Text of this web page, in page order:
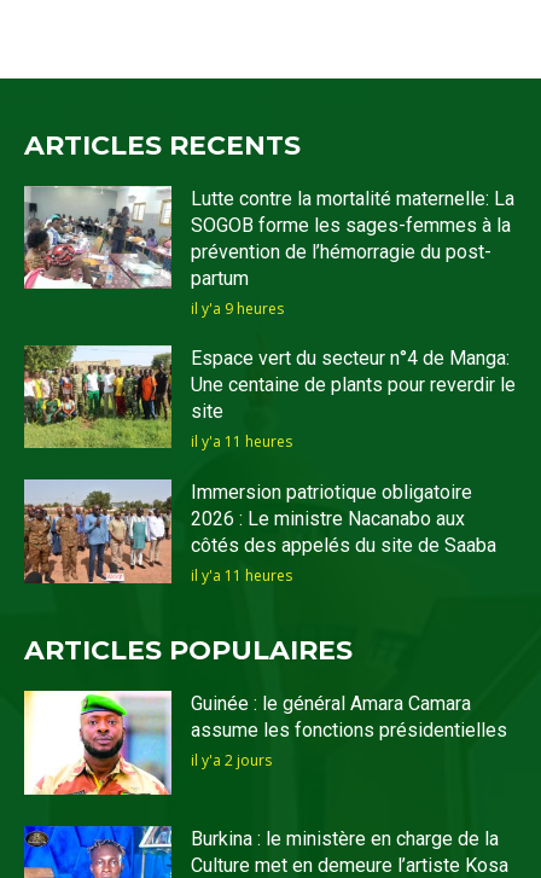
ARTICLES RECENTS
Lutte contre la mortalité maternelle: La
SOGOB forme les sages-femmes à la
prévention de l’hémorragie du post-
partum
il y'a 9 heures
Espace vert du secteur n°4 de Manga:
Une centaine de plants pour reverdir le
site
il y'a 11 heures
Immersion patriotique obligatoire
2026 : Le ministre Nacanabo aux
côtés des appelés du site de Saaba
il y'a 11 heures
ARTICLES POPULAIRES
Guinée : le général Amara Camara
assume les fonctions présidentielles
il y'a 2 jours
Burkina : le ministère en charge de la
Culture met en demeure l’artiste Kosa